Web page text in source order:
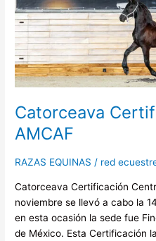
Catorceava
AMCAF
RAZAS EQUINAS / red
Catorceava Certificación
noviembre se llevó a cabo la
en esta ocasión la sede fue
de México. Esta Certificación
Certificación
Central
AMCAF